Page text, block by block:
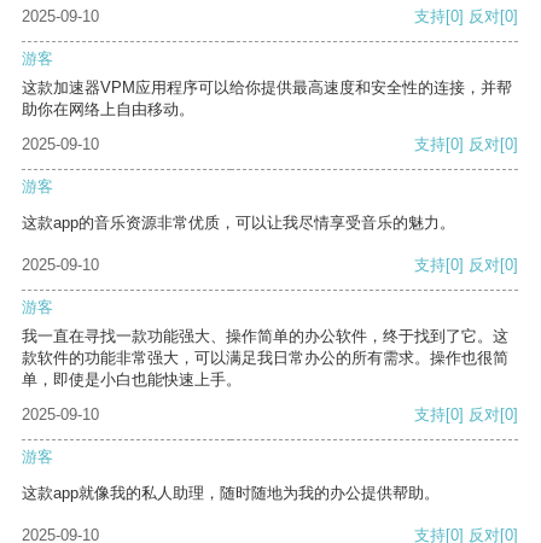
2025-09-10 支持[0] 反对[0]
游客
这款加速器VPM应用程序可以给你提供最高速度和安全性的连接，并帮
助你在网络上自由移动。
2025-09-10
支持[0] 反对[0]
游客
这款app的音乐资源非常优质，可以让我尽情享受音乐的魅力。
2025-09-10 支持[0] 反对[0]
游客
我一直在寻找一款功能强大、操作简单的办公软件，终于找到了它。这
款软件的功能非常强大，可以满足我日常办公的所有需求。操作也很简
单，即使是小白也能快速上手。
2025-09-10
支持[0] 反对[0]
游客
这款app就像我的私人助理，随时随地为我的办公提供帮助。
2025-09-10 支持[0] 反对[0]